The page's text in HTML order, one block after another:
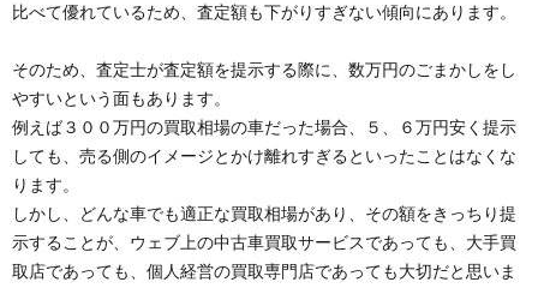
比べて優れているため、査定額も下がりすぎない傾向にあります。
そのため、査定士が査定額を提示する際に、数万円のごまかしをし
やすいという面もあります。
例えば３００万円の買取相場の車だった場合、５、６万円安く提示
しても、売る側のイメージとかけ離れすぎるといったことはなくな
ります。
しかし、どんな車でも適正な買取相場があり、その額をきっちり提
示することが、ウェブ上の中古車買取サービスであっても、大手買
取店であっても、個人経営の買取専門店であっても大切だと思いま